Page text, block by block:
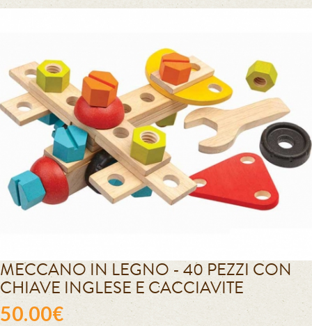
MECCANO IN LEGNO - 40 PEZZI CON
CHIAVE INGLESE E CACCIAVITE
50.00€